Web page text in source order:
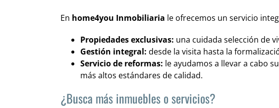
En home4you Inmobiliaria le ofrecemos un servicio
Propiedades exclusivas: una cuidada selección de
Gestión integral: desde la visita hasta la
Servicio de reformas: le ayudamos a llevar a cabo
más altos estándares de calidad.
¿Busca más inmuebles o servicios?